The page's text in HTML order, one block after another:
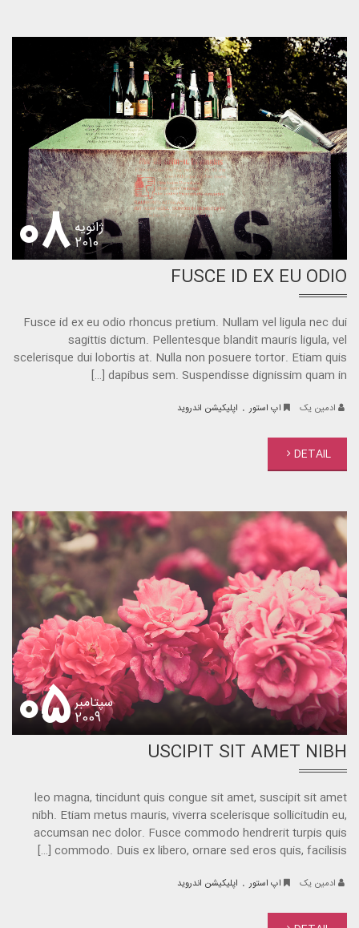
08ژانویه
2010
FUSCE ID EX EU ODIO
Fusce id ex eu odio rhoncus pretium. Nullam vel ligula nec dui
sagittis dictum. Pellentesque blandit mauris ligula, vel
scelerisque dui lobortis at. Nulla non posuere tortor. Etiam quis
dapibus sem. Suspendisse dignissim quam in […]
ادمین یک اپ استور . اپلیکیشن اندروید
DETAIL
05سپتامبر
2009
USCIPIT SIT AMET NIBH
leo magna, tincidunt quis congue sit amet, suscipit sit amet
nibh. Etiam metus mauris, viverra scelerisque sollicitudin eu,
accumsan nec dolor. Fusce commodo hendrerit turpis quis
commodo. Duis ex libero, ornare sed eros quis, facilisis […]
ادمین یک اپ استور . اپلیکیشن اندروید